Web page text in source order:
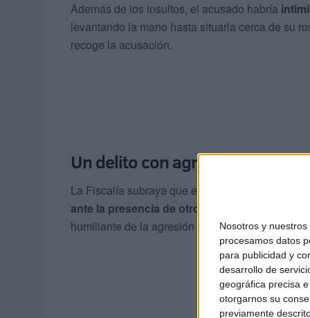
Nosotros y nuestros
procesamos datos
para publicidad y
desarrollo de
geográfica precisa
otorgarnos su
previamente
Además de los insultos, el acusado habría
levantando la mano hasta situarla cerca de su
recoge la acusación.
Un delito con agravantes
La Fiscalía subraya que estos hechos no solo
ante la presencia de otros pacientes y
humillante de la agresión verbal.